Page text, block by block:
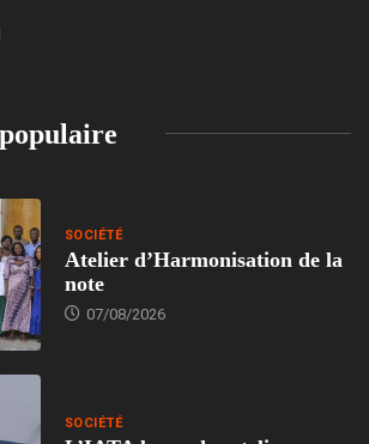
SOCIÉTÉ
Atelier d’Harmonisation de la
note
07/08/2026
SOCIÉTÉ